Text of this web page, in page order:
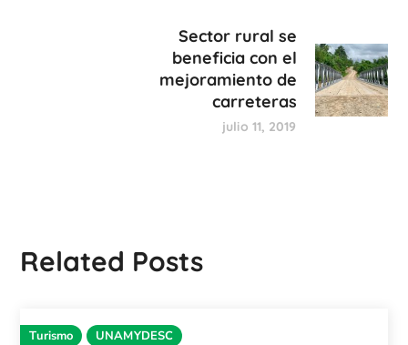
Sector rural se
beneficia con el
mejoramiento de
carreteras
julio 11, 2019
Related Posts
Turismo UNAMYDESC